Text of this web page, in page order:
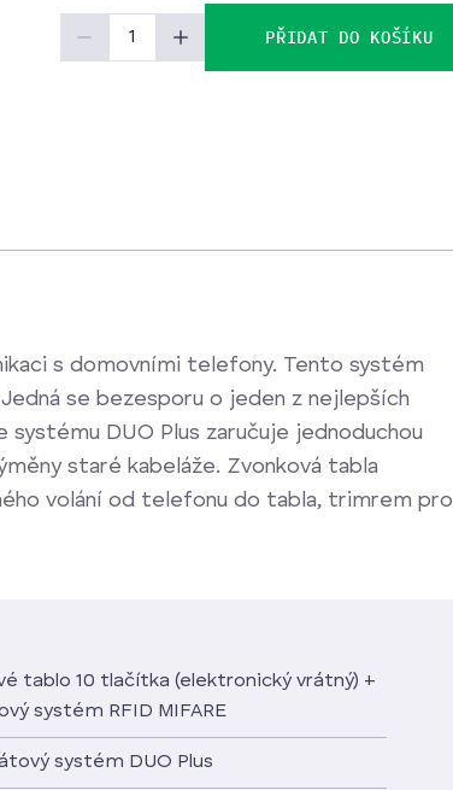
PŘIDAT DO KOŠÍKU
s domovními telefony. Tento systém
se bezesporu o jeden z nejlepších
DUO Plus zaručuje jednoduchou
staré kabeláže. Zvonková tabla
volání od telefonu do tabla, trimrem pro
tablo 10 tlačítka (elektronický vrátný) +
systém RFID MIFARE
systém DUO Plus